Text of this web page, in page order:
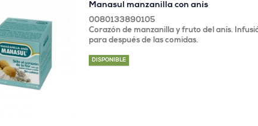
Manasul manzanilla con anís
0080133890105
Corazón de manzanilla y fruto del anís.
para después de las comidas.
DISPONIBLE